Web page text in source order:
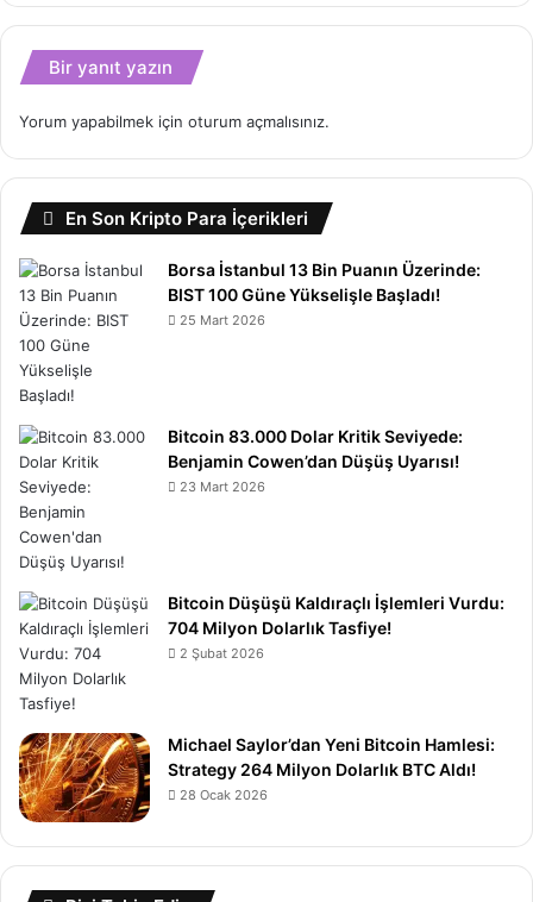
Bir yanıt yazın
Yorum yapabilmek için oturum açmalısınız.
En Son Kripto Para İçerikleri
Borsa İstanbul 13 Bin Puanın Üzerinde:
BIST 100 Güne Yükselişle Başladı!
25 Mart 2026
Bitcoin 83.000 Dolar Kritik Seviyede:
Benjamin Cowen’dan Düşüş Uyarısı!
23 Mart 2026
Bitcoin Düşüşü Kaldıraçlı İşlemleri Vurdu:
704 Milyon Dolarlık Tasfiye!
2 Şubat 2026
Michael Saylor’dan Yeni Bitcoin Hamlesi:
Strategy 264 Milyon Dolarlık BTC Aldı!
28 Ocak 2026